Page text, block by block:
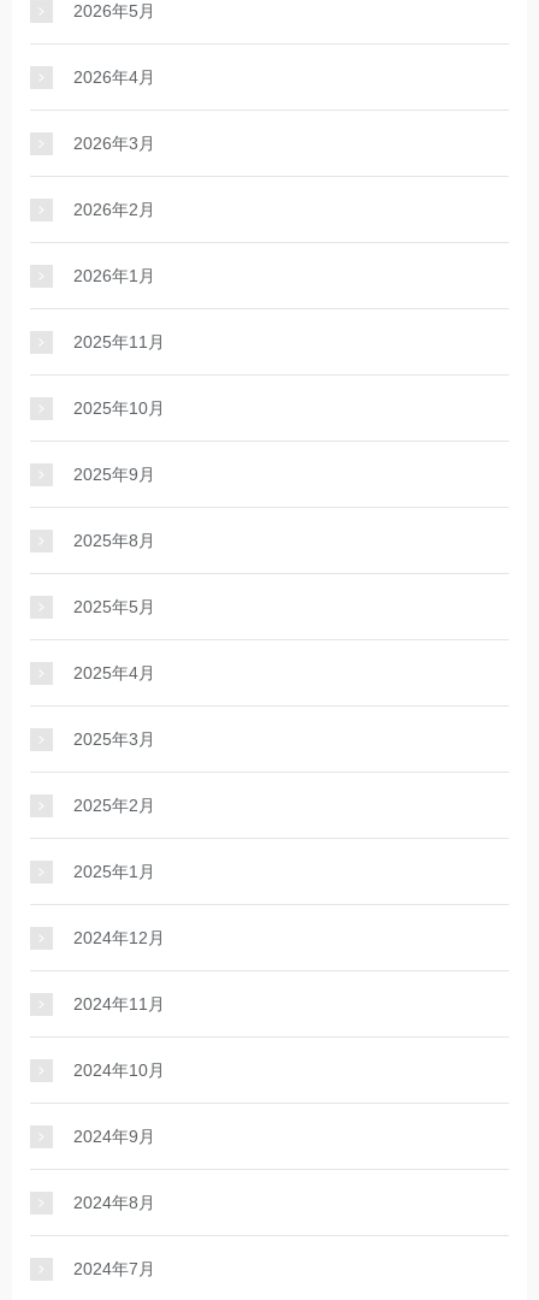
2026年5月
2026年4月
2026年3月
2026年2月
2026年1月
2025年11月
2025年10月
2025年9月
2025年8月
2025年5月
2025年4月
2025年3月
2025年2月
2025年1月
2024年12月
2024年11月
2024年10月
2024年9月
2024年8月
2024年7月